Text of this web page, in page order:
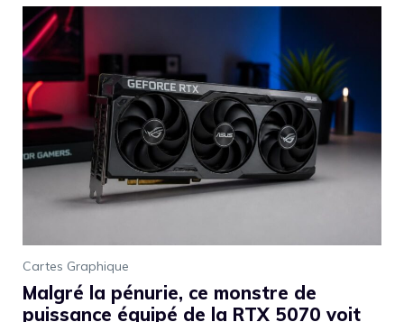
Cartes Graphique
Malgré la pénurie, ce monstre de
puissance équipé de la RTX 5070 voit